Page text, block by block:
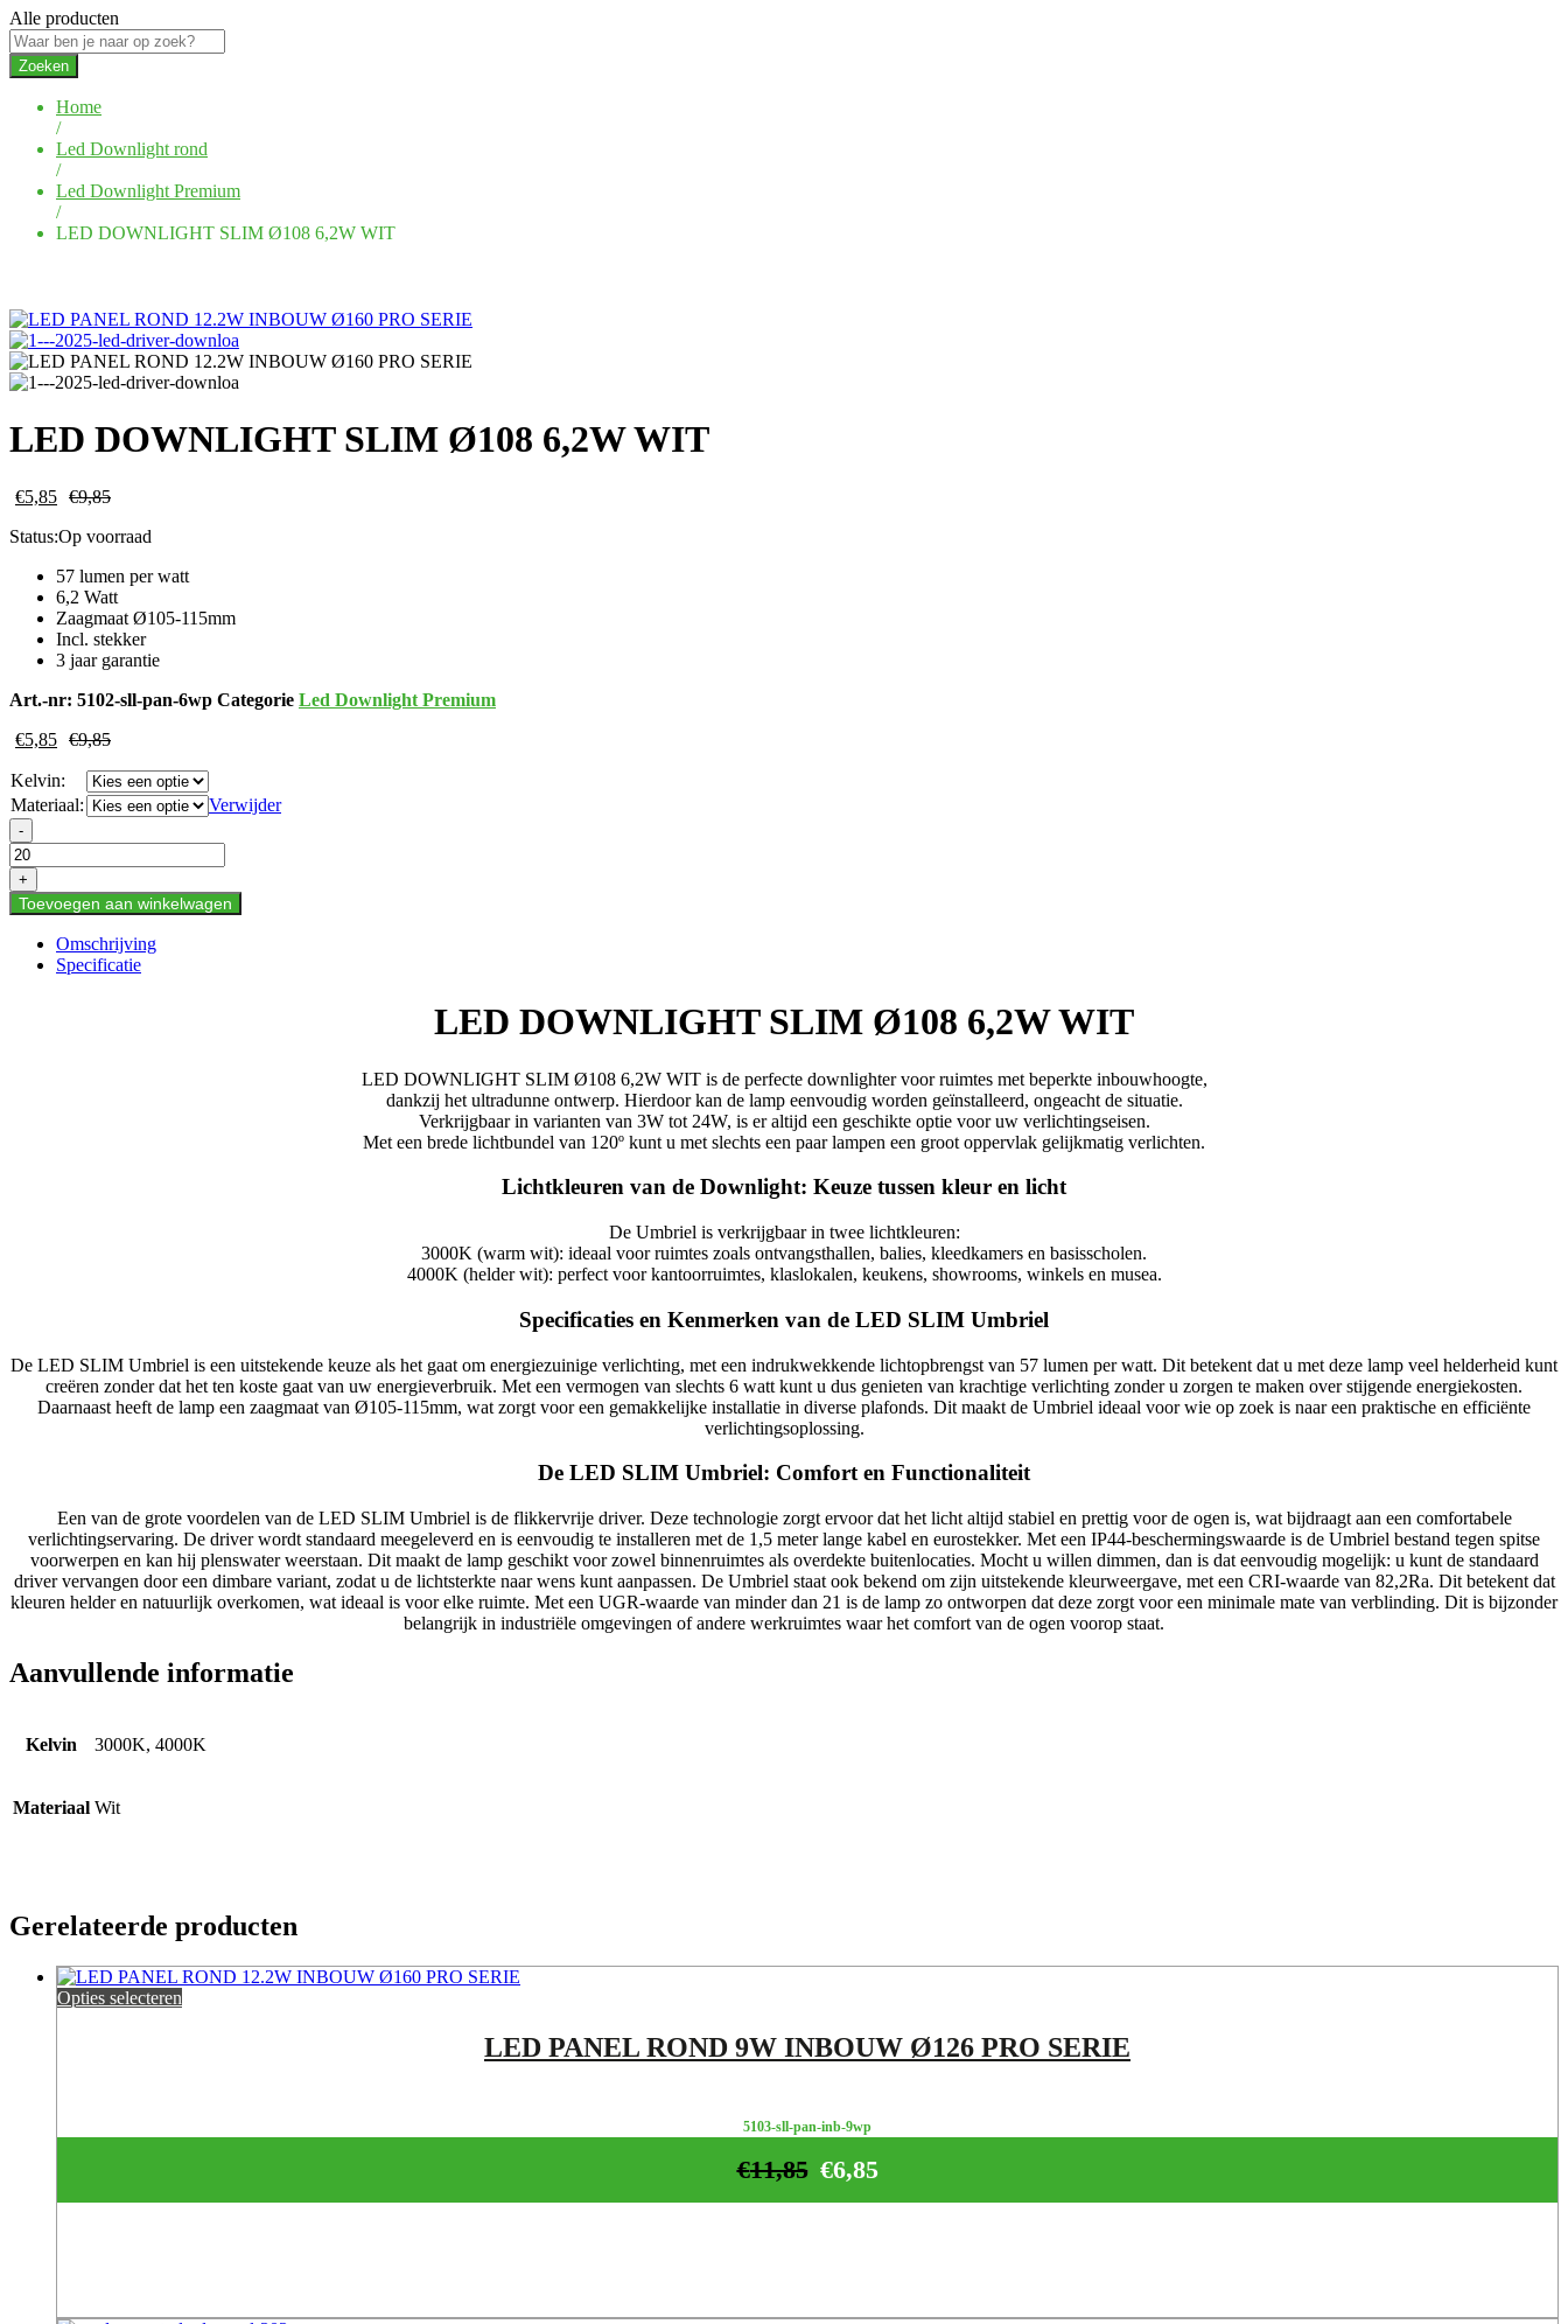
Alle producten
Zoeken
Home
/
Led Downlight rond
/
Led Downlight Premium
/
LED DOWNLIGHT SLIM Ø108 6,2W WIT
LED DOWNLIGHT SLIM Ø108 6,2W WIT
€5,85 €9,85
Status:Op voorraad
57 lumen per watt
6,2 Watt
Zaagmaat Ø105-115mm
Incl. stekker
3 jaar garantie
Art.-nr: 5102-sll-pan-6wp Categorie Led Downlight Premium
€5,85 €9,85
Kelvin:
Materiaal:
Verwijder
LED
DOWNLIGHT
SLIM
Ø108
6,2W
aantal
-
+
Toevoegen aan winkelwagen
Omschrijving
Specificatie
LED DOWNLIGHT SLIM Ø108 6,2W WIT
LED DOWNLIGHT SLIM Ø108 6,2W WIT is de perfecte downlighter voor ruimtes met beperkte inbouwhoogte,
dankzij het ultradunne ontwerp. Hierdoor kan de lamp eenvoudig worden geïnstalleerd, ongeacht de situatie.
Verkrijgbaar in varianten van 3W tot 24W, is er altijd een geschikte optie voor uw verlichtingseisen.
Met een brede lichtbundel van 120º kunt u met slechts een paar lampen een groot oppervlak gelijkmatig verlichten.
Lichtkleuren van de Downlight: Keuze tussen kleur en licht
De Umbriel is verkrijgbaar in twee lichtkleuren:
3000K (warm wit): ideaal voor ruimtes zoals ontvangsthallen, balies, kleedkamers en basisscholen.
4000K (helder wit): perfect voor kantoorruimtes, klaslokalen, keukens, showrooms, winkels en musea.
Specificaties en Kenmerken van de LED SLIM Umbriel
De LED SLIM Umbriel is een uitstekende keuze als het gaat om energiezuinige verlichting, met een indrukwekkende lichtopbrengst van 57 lumen per watt. Dit betekent dat u met deze lamp veel helderheid kunt
creëren zonder dat het ten koste gaat van uw energieverbruik. Met een vermogen van slechts 6 watt kunt u dus genieten van krachtige verlichting zonder u zorgen te maken over stijgende energiekosten.
Daarnaast heeft de lamp een zaagmaat van Ø105-115mm, wat zorgt voor een gemakkelijke installatie in diverse plafonds. Dit maakt de Umbriel ideaal voor wie op zoek is naar een praktische en efficiënte
verlichtingsoplossing.
De LED SLIM Umbriel: Comfort en Functionaliteit
Een van de grote voordelen van de LED SLIM Umbriel is de flikkervrije driver. Deze technologie zorgt ervoor dat het licht altijd stabiel en prettig voor de ogen is, wat bijdraagt aan een comfortabele
verlichtingservaring. De driver wordt standaard meegeleverd en is eenvoudig te installeren met de 1,5 meter lange kabel en eurostekker. Met een IP44-beschermingswaarde is de Umbriel bestand tegen spitse
voorwerpen en kan hij plenswater weerstaan. Dit maakt de lamp geschikt voor zowel binnenruimtes als overdekte buitenlocaties. Mocht u willen dimmen, dan is dat eenvoudig mogelijk: u kunt de standaard
driver vervangen door een dimbare variant, zodat u de lichtsterkte naar wens kunt aanpassen. De Umbriel staat ook bekend om zijn uitstekende kleurweergave, met een CRI-waarde van 82,2Ra. Dit betekent dat
kleuren helder en natuurlijk overkomen, wat ideaal is voor elke ruimte. Met een UGR-waarde van minder dan 21 is de lamp zo ontworpen dat deze zorgt voor een minimale mate van verblinding. Dit is bijzonder
belangrijk in industriële omgevingen of andere werkruimtes waar het comfort van de ogen voorop staat.
Aanvullende informatie
Kelvin 3000K, 4000K
Materiaal Wit
Gerelateerde producten
Opties selecteren
LED PANEL ROND 9W INBOUW Ø126 PRO SERIE
5103-sll-pan-inb-9wp
€6,85
€11,85